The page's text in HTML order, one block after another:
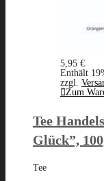
5,95 €
Enthält
zzgl.
Zum
Tee
Glück”,
Tee